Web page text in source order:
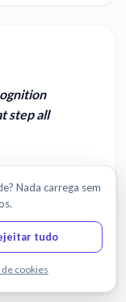
step all
Fale connosco
Nada carrega sem
tudo
cookies